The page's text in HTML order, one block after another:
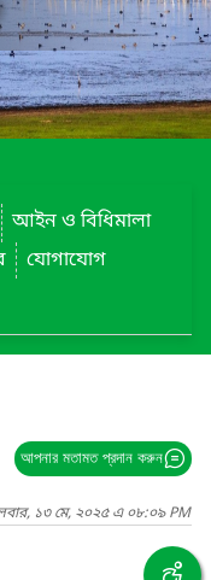
আইন ও বিধিমালা
যোগাযোগ
আপনার মতামত প্রদান করুন
১৩ মে, ২০২৫ এ ০৮:০৯ PM